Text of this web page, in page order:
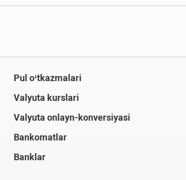
Pul o‘tkazmalari
Valyuta kurslari
Valyuta onlayn-konversiyasi
Bankomatlar
Banklar